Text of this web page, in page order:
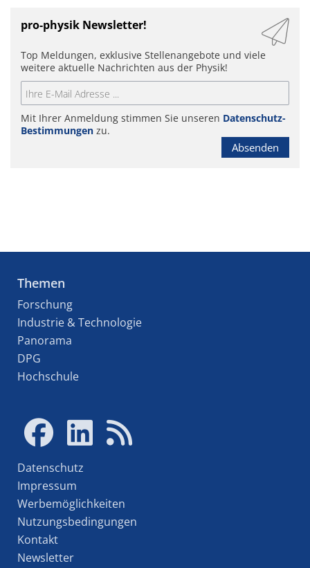
pro-physik Newsletter!
Top Meldungen, exklusive Stellenangebote und viele
weitere aktuelle Nachrichten aus der Physik!
Mit Ihrer Anmeldung stimmen Sie unseren Datenschutz-
Bestimmungen zu.
Absenden
Themen
Forschung
Industrie & Technologie
Panorama
DPG
Hochschule
Datenschutz
Impressum
Werbemöglichkeiten
Nutzungsbedingungen
Kontakt
Newsletter